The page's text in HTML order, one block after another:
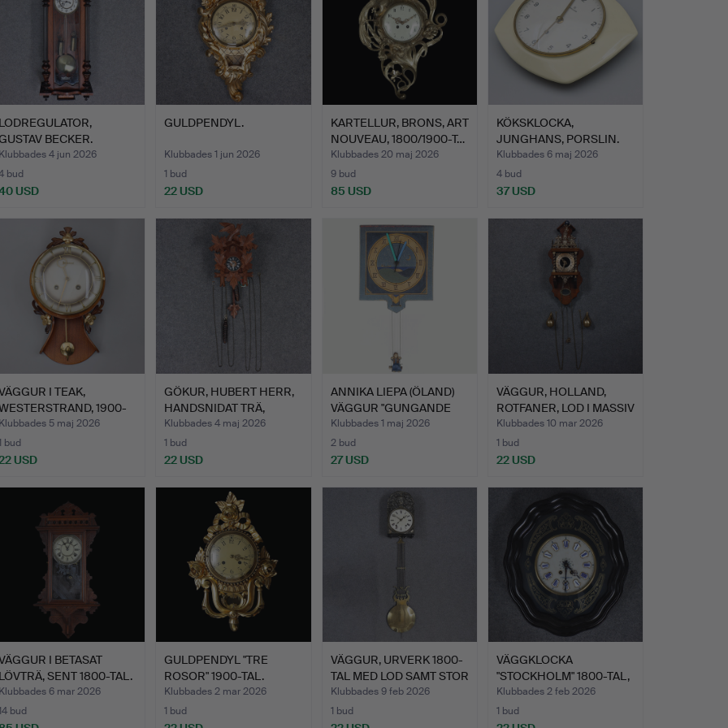
LODREGULATOR,
BECKER.
Klubbades 4 jun 2026
bud
USD
GULDPENDYL.
Klubbades 1 jun 2026
1 bud
22 USD
KARTELLUR, BRONS, ART
NOUVEAU, 1800/1900-T…
Klubbades 20 maj 2026
9 bud
85 USD
KÖKSKLOCKA,
JUNGHANS, PORSLIN.
Klubbades 6 maj 2026
4 bud
37 USD
I TEAK,
1900-
TALETS M…
Klubbades 5 maj 2026
bud
USD
GÖKUR, HUBERT HERR,
HANDSNIDAT TRÄ,
SCHWAR…
Klubbades 4 maj 2026
1 bud
22 USD
ANNIKA LIEPA (ÖLAND)
VÄGGUR "GUNGANDE
FLIC…
Klubbades 1 maj 2026
2 bud
27 USD
VÄGGUR, HOLLAND,
ROTFANER, LOD I MASSIV
MÄ…
Klubbades 10 mar 2026
1 bud
22 USD
I BETASAT
LÖVTRÄ, SENT 1800-TAL.
Klubbades 6 mar 2026
bud
GULDPENDYL "TRE
ROSOR" 1900-TAL.
Klubbades 2 mar 2026
1 bud
VÄGGUR, URVERK 1800-
TAL MED LOD SAMT STOR
…
Klubbades 9 feb 2026
1 bud
VÄGGKLOCKA
"STOCKHOLM" 1800-TAL,
SVART MED…
Klubbades 2 feb 2026
1 bud